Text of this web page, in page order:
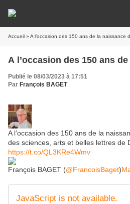
Accueil » A l’occasion des 150 ans de la naissance
A l’occasion des 150 ans
Publié le 08/03/2023 à 17:51
Par François BAGET
A l’occasion des 150 ans de la
des sciences, arts et belles lettres de
https://t.co/QL3KRe4Wmv
François BAGET (@FrancoisBaget)
JavaScript is not available.